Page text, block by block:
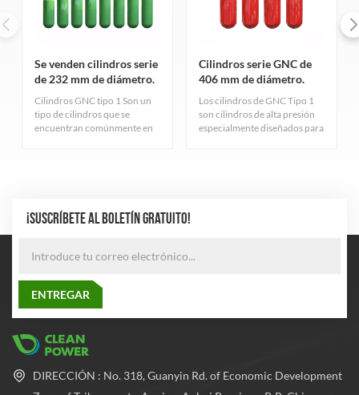
Se venden cilindros serie
de 232 mm de diámetro.
Cilindros GNC tipo 1 Son un
tipo de cilindros que se
encuentran comúnmente en
calidad.
Cilindros serie GNC de
406 mm de diámetro.
Los cilindros de GNC Tipo 1
son cilindros de alta presión
especialmente diseñados para
confiabilidad del cilindro.
¡SUSCRÍBETE AL BOLETÍN GRATUITO!
DIRECCIÓN : No. 318, Guanyin Rd. of Economic Development